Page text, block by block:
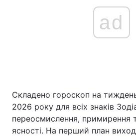
ad
Складено гороскоп на
2026 року для всіх знаків
переосмислення, примирення
ясності. На перший план